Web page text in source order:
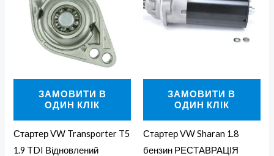
ЗАМОВИТИ В
ОДИН КЛІК
Стартер VW Transporter T5
1.9 TDI Відновлений
ЗАМОВИТИ В
ОДИН КЛІК
Стартер VW Sharan 1.8
бензин РЕСТАВРАЦІЯ